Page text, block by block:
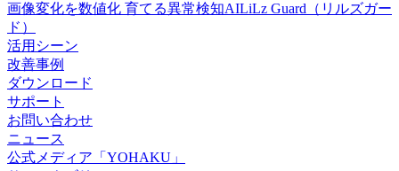
画像変化を数値化 育てる異常検知AILiLz Guard（リルズガー
ド）
活用シーン
改善事例
ダウンロード
サポート
お問い合わせ
ニュース
公式メディア「YOHAKU」